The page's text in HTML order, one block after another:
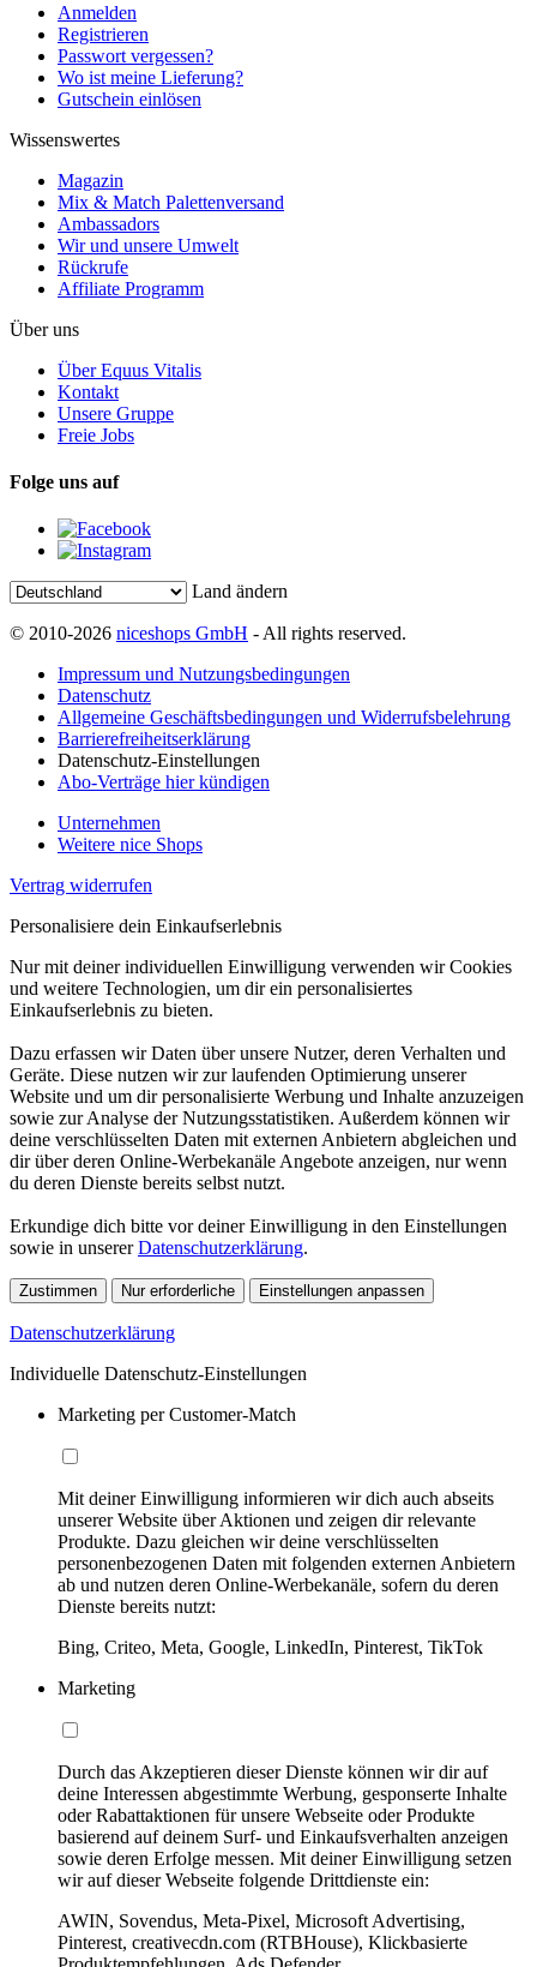
Anmelden
Registrieren
Passwort vergessen?
Wo ist meine Lieferung?
Gutschein einlösen
Wissenswertes
Magazin
Mix & Match Palettenversand
Ambassadors
Wir und unsere Umwelt
Rückrufe
Affiliate Programm
Über uns
Über Equus Vitalis
Kontakt
Unsere Gruppe
Freie Jobs
Folge uns auf
Land ändern
© 2010-2026 niceshops GmbH - All rights reserved.
Impressum und Nutzungsbedingungen
Datenschutz
Allgemeine Geschäftsbedingungen und Widerrufsbelehrung
Barrierefreiheitserklärung
Datenschutz-Einstellungen
Abo-Verträge hier kündigen
Unternehmen
Weitere nice Shops
Vertrag widerrufen
Personalisiere dein Einkaufserlebnis
Nur mit deiner individuellen Einwilligung verwenden wir Cookies
und weitere Technologien, um dir ein personalisiertes
Einkaufserlebnis zu bieten.
Dazu erfassen wir Daten über unsere Nutzer, deren Verhalten und
Geräte. Diese nutzen wir zur laufenden Optimierung unserer
Website und um dir personalisierte Werbung und Inhalte anzuzeigen
sowie zur Analyse der Nutzungsstatistiken. Außerdem können wir
deine verschlüsselten Daten mit externen Anbietern abgleichen und
dir über deren Online-Werbekanäle Angebote anzeigen, nur wenn
du deren Dienste bereits selbst nutzt.
Erkundige dich bitte vor deiner Einwilligung in den Einstellungen
sowie in unsererDatenschutzerklärung.
Zustimmen Nur erforderliche Einstellungen anpassen
Datenschutzerklärung
Individuelle Datenschutz-Einstellungen
Marketing per Customer-Match
Mit deiner Einwilligung informieren wir dich auch abseits
unserer Website über Aktionen und zeigen dir relevante
Produkte. Dazu gleichen wir deine verschlüsselten
personenbezogenen Daten mit folgenden externen Anbietern
ab und nutzen deren Online-Werbekanäle, sofern du deren
Dienste bereits nutzt:
Bing, Criteo, Meta, Google, LinkedIn, Pinterest, TikTok
Marketing
Durch das Akzeptieren dieser Dienste können wir dir auf
deine Interessen abgestimmte Werbung, gesponserte Inhalte
oder Rabattaktionen für unsere Webseite oder Produkte
basierend auf deinem Surf- und Einkaufsverhalten anzeigen
sowie deren Erfolge messen. Mit deiner Einwilligung setzen
wir auf dieser Webseite folgende Drittdienste ein:
AWIN, Sovendus, Meta-Pixel, Microsoft Advertising,
Pinterest, creativecdn.com (RTBHouse), Klickbasierte